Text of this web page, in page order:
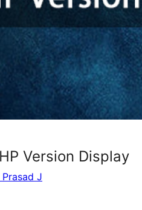
Version Display
Prasad J